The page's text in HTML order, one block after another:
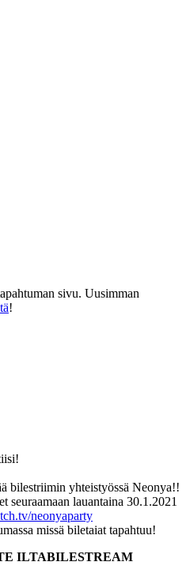
sivu. Uusimman
!
bilestriimin yhteistyössä Neonya!!
seuraamaan lauantaina 30.1.2021
neonyaparty
missä biletaiat tapahtuu!
ILTABILESTREAM